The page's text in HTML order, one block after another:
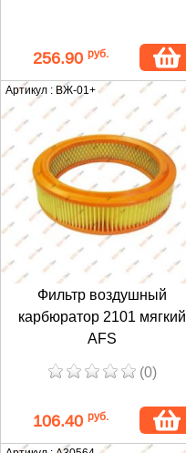
256.90 руб.
Артикул : ВЖ-01+
Фильтр воздушный
карбюратор 2101 мягкий
AFS
(0)
106.40 руб.